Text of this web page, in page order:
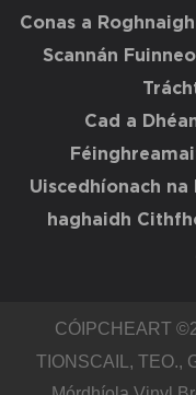
Conas a
Scannán
Cad a
Uiscedhíonach
haghaidh
CÓIPCHEART
TIONSCAIL, TEO.,